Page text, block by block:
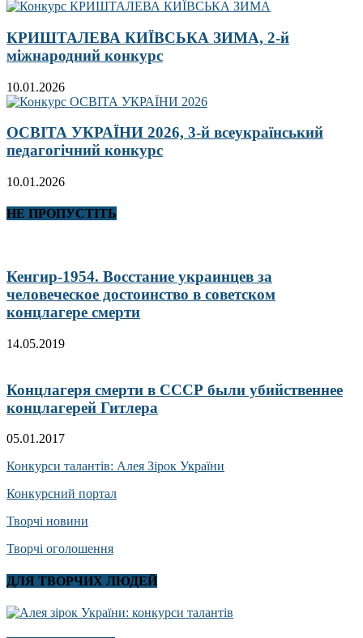
КРИШТАЛЕВА КИЇВСЬКА ЗИМА, 2-й
міжнародний конкурс
10.01.2026
ОСВІТА УКРАЇНИ 2026, 3-й всеукраїнський
педагогічний конкурс
10.01.2026
НЕ ПРОПУСТІТЬ
Кенгир-1954. Восстание украинцев за
человеческое достоинство в советском
концлагере смерти
14.05.2019
Концлагеря смерти в СССР были убийственнее
концлагерей Гитлера
05.01.2017
Конкурси талантів: Алея Зірок України
Конкурсний портал
Творчі новини
Творчі оголошення
ДЛЯ ТВОРЧИХ ЛЮДЕЙ